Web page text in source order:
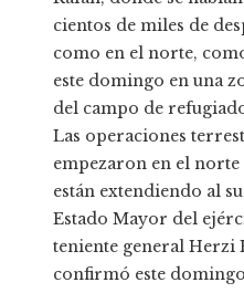
cientos de miles de
como en el norte,
este domingo en una
del campo de
Las operaciones
empezaron en el norte
están extendiendo al
Estado Mayor del
teniente general Herzi
confirmó este